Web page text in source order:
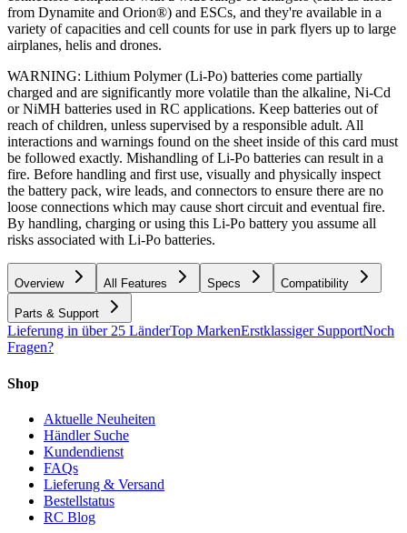
from Dynamite and Orion®) and ESCs, and they're available in a
variety of capacities and cell counts for use in park flyers up to large
airplanes, helis and drones.
WARNING: Lithium Polymer (Li-Po) batteries come partially
charged and are significantly more volatile than the alkaline, Ni-Cd
or NiMH batteries used in RC applications. Keep batteries out of
reach of children, unless supervised by a responsible adult. All
interactions and warnings found on the sheet inside of this card must
be followed exactly. Mishandling of Li-Po batteries can result in a
fire. Before handling and first use, visually and physically inspect
the battery pack, wire leads, and connectors to ensure there are no
loose connections which may cause short circuit and eventual fire.
By handling, charging or using this Li-Po battery you assume all
risks associated with Li-Po batteries.
Overview All Features Specs Compatibility
Parts & Support
Lieferung in über 25 LänderTop MarkenErstklassiger SupportNoch
Fragen?
Shop
Aktuelle Neuheiten
Händler Suche
Kundendienst
FAQs
Lieferung & Versand
Bestellstatus
RC Blog